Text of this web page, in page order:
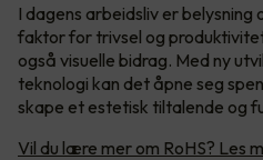
I dagens arbeidsliv er belysning
faktor for trivsel og
også visuelle bidrag. Med ny
teknologi kan det åpne seg
skape et estetisk tiltalende og
Vil du lære mer om RoHS? Les